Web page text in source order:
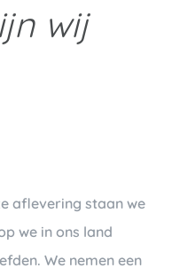
wij
aflevering staan we
we in ons land
We nemen een